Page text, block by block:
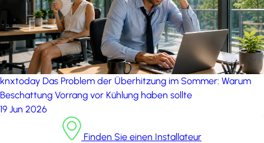
knxtoday Das Problem der Überhitzung im Sommer: Warum
Beschattung Vorrang vor Kühlung haben sollte
19 Jun 2026
Finden Sie einen Installateur